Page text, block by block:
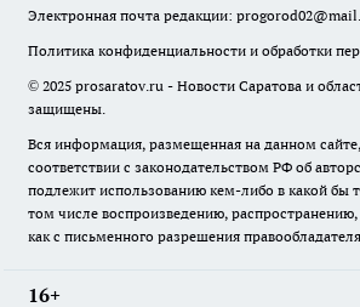
Электронная почта редакции:
Политика конфиденциальности и обработки
© 2025 prosaratov.ru - Новости Саратова и
защищены.
Вся информация, размещенная на данном сайте,
соответствии с законодательством РФ об
подлежит использованию кем-либо в какой бы
том числе воспроизведению, распространению,
как с письменного разрешения
16+